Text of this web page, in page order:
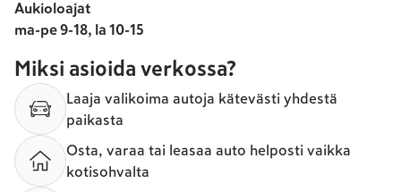
Aukioloajat
ma-pe 9-18, la 10-15
Miksi asioida verkossa?
Laaja valikoima autoja kätevästi yhdestä
paikasta
Osta, varaa tai leasaa auto helposti vaikka
kotisohvalta